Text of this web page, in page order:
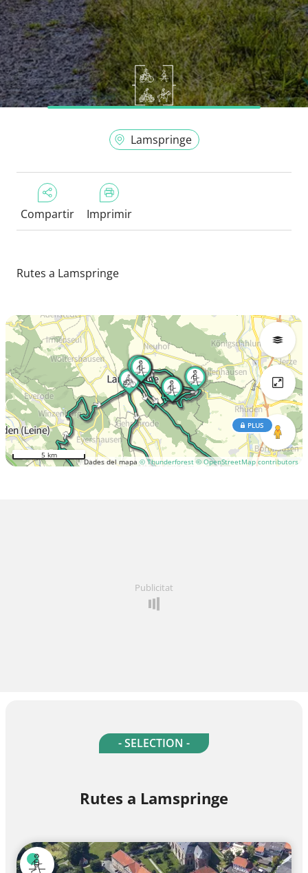
Lamspringe
Compartir Imprimir
Rutes a Lamspringe
Dades del mapa © Thunderforest © OpenStreetMap contributors
PLUS
5 km
Publicitat
- SELECTION -
Rutes a Lamspringe